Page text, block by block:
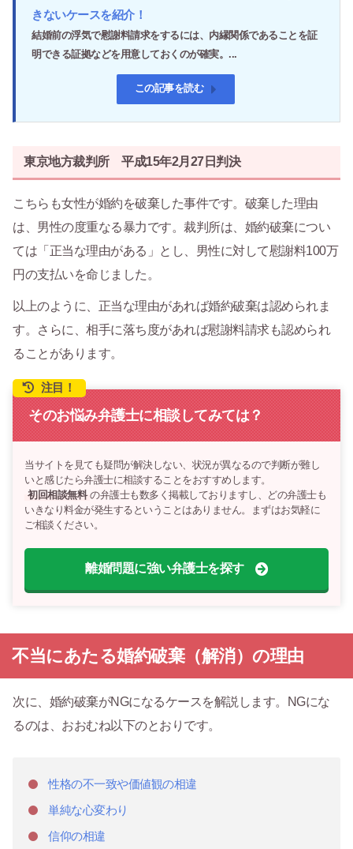
きないケースを紹介！
結婚前の浮気で慰謝料請求をするには、内縁関係であることを証
明できる証拠などを用意しておくのが確実。...
この記事を読む
東京地方裁判所 平成15年2月27日判決
こちらも女性が婚約を破棄した事件です。破棄した理由
は、男性の度重なる暴力です。裁判所は、婚約破棄につい
ては「正当な理由がある」とし、男性に対して慰謝料100万
円の支払いを命じました。
以上のように、正当な理由があれば婚約破棄は認められま
す。さらに、相手に落ち度があれば慰謝料請求も認められ
ることがあります。
注目！
そのお悩み弁護士に相談してみては？
当サイトを見ても疑問が解決しない、状況が異なるので判断が難し
いと感じたら弁護士に相談することをおすすめします。
初回相談無料 の弁護士も数多く掲載しておりますし、どの弁護士も
いきなり料金が発生するということはありません。まずはお気軽に
ご相談ください。
離婚問題に強い弁護士を探す
不当にあたる婚約破棄（解消）の理由
次に、婚約破棄がNGになるケースを解説します。NGにな
るのは、おおむね以下のとおりです。
性格の不一致や価値観の相違
単純な心変わり
信仰の相違